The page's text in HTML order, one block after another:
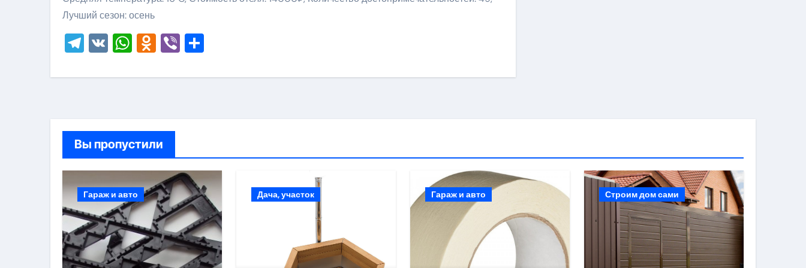
Лучший сезон: осень
Telegram
VKWhatsApp
Odnoklassniki
Viber
Вы пропустили
Гараж и авто Дача, участок Гараж и авто Строим дом сами